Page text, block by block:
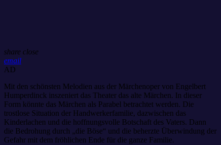
share close
email
AD
Mit den schönsten Melodien aus der Märchenoper von Engelbert
Humperdinck inszeniert das Theater das alte Märchen. In dieser
Form könnte das Märchen als Parabel betrachtet werden. Die
trostlose Situation der Handwerkerfamilie, dazwischen das
Kinderlachen und die hoffnungsvolle Botschaft des Vaters. Dann
die Bedrohung durch „die Böse“ und die beherzte Überwindung der
Gefahr mit dem fröhlichen Ende für die ganze Familie.